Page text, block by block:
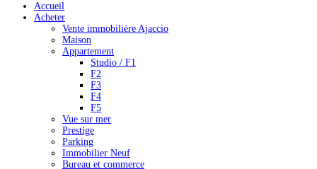
Accueil
Acheter
Vente immobilière Ajaccio
Maison
Appartement
Studio / F1
F2
F3
F4
F5
Vue sur mer
Prestige
Parking
Immobilier Neuf
Bureau et commerce